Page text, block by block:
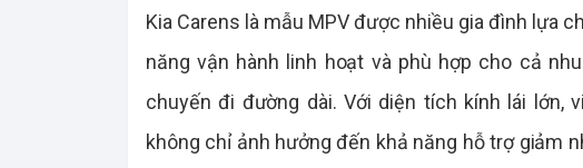
Kia Carens là mẫu MPV được nhiều gia đình lựa
năng vận hành linh hoạt và phù hợp cho cả
chuyến đi đường dài. Với diện tích kính lái lớn,
không chỉ ảnh hưởng đến khả năng hỗ trợ giảm